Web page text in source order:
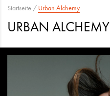
Startseite / Urban Alchemy
URBAN ALCHEMY